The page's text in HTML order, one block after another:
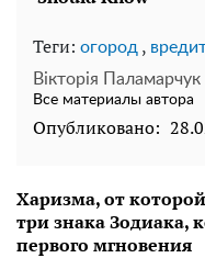
Теги: огород ,
Вікторія Паламарчук
Все материалы автора
Опубликовано:
Харизма, от
три знака Зодиака,
первого мгновения